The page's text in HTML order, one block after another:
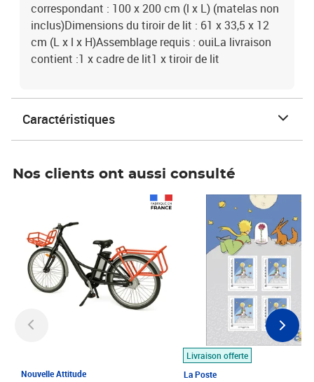
correspondant : 100 x 200 cm (l x L) (matelas non
inclus)Dimensions du tiroir de lit : 61 x 33,5 x 12
cm (L x l x H)Assemblage requis : ouiLa livraison
contient :1 x cadre de lit1 x tiroir de lit
Caractéristiques
Nos clients ont aussi consulté
Nouvelle Attitude
Livraison offerte
La Poste
Prix 7,50€